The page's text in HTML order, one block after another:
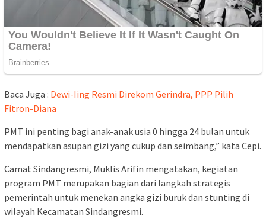
Baca Juga : Dewi-Iing Resmi Direkom Gerindra, PPP Pilih
Fitron-Diana
PMT ini penting bagi anak-anak usia 0 hingga 24 bulan untuk
mendapatkan asupan gizi yang cukup dan seimbang,” kata Cepi.
Camat Sindangresmi, Muklis Arifin mengatakan, kegiatan
program PMT merupakan bagian dari langkah strategis
pemerintah untuk menekan angka gizi buruk dan stunting di
wilayah Kecamatan Sindangresmi.